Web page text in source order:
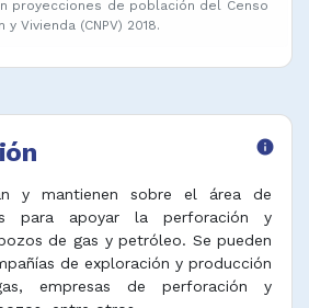
proyecciones de población del Censo
Vivienda (CNPV) 2018.
info
y mantienen sobre el área de
para apoyar la perforación y
de gas y petróleo. Se pueden
de exploración y producción
empresas de perforación y